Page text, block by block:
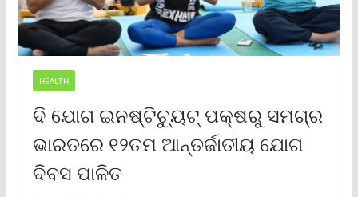
HEALTH
ଦି ଯୋଗ ଇନଷ୍ଟିଚ୍ୟୁଟ୍ ପକ୍ଷରୁ ସମଗ୍ର
ଭାରତରେ ୧୨ତମ ଆନ୍ତର୍ଜାତୀୟ ଯୋଗ
ଦିବସ ପାଳିତ